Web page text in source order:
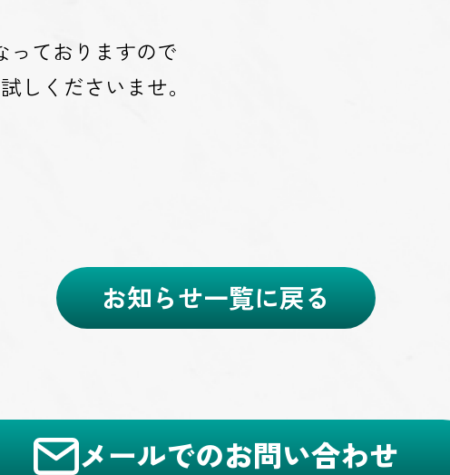
っておりますので
しくださいませ。
お知らせ一覧に戻る
メールでのお問い合わせ